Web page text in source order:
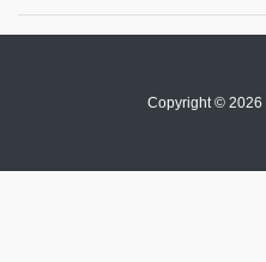
Copyright © 2026